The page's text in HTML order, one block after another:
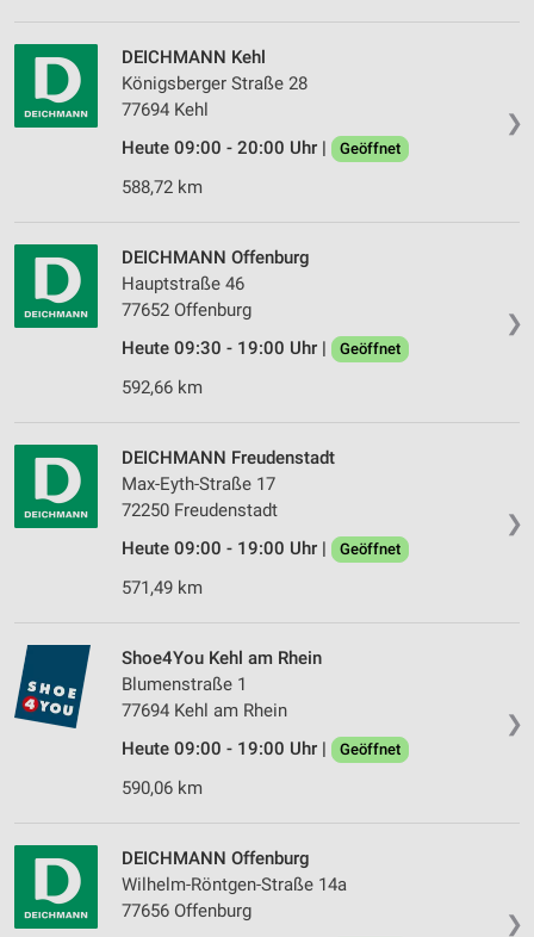
❯
DEICHMANN Kehl
Königsberger Straße 28
77694 Kehl
Heute 09:00 - 20:00 Uhr |
Geöffnet
588,72 km
❯
DEICHMANN Offenburg
Hauptstraße 46
77652 Offenburg
Heute 09:30 - 19:00 Uhr |
Geöffnet
592,66 km
❯
DEICHMANN Freudenstadt
Max-Eyth-Straße 17
72250 Freudenstadt
Heute 09:00 - 19:00 Uhr |
Geöffnet
571,49 km
❯
Shoe4You Kehl am Rhein
Blumenstraße 1
77694 Kehl am Rhein
Heute 09:00 - 19:00 Uhr |
Geöffnet
590,06 km
❯
DEICHMANN Offenburg
Wilhelm-Röntgen-Straße 14a
77656 Offenburg